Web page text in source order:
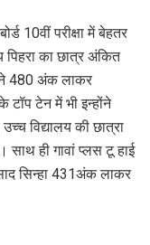
10वीं परीक्षा में बेहतर
पिहरा का छात्र अंकित
ने 480 अंक लाकर
टॉप टेन में भी इन्होंने
विद्यालय की छात्रा
ही गावां प्लस टू हाई
सिन्हा 431अंक लाकर